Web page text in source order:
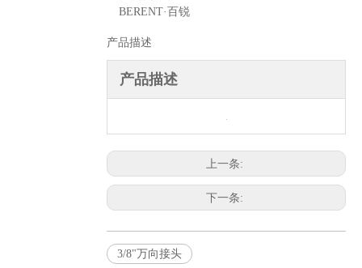
BERENT·百锐
产品描述
产品描述
上一条:
下一条:
3/8"万向接头